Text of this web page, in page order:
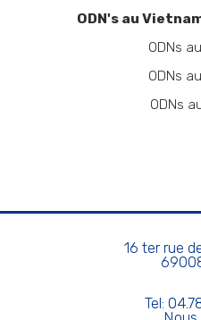
ODN's au
ODNs
ODNs
ODNs
16 ter rue
Tel: